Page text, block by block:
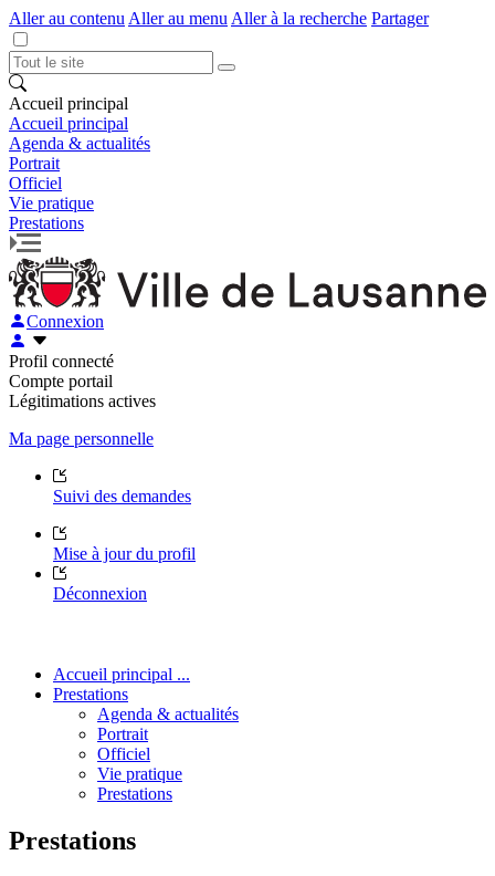
Aller au contenu Aller au menu Aller à la recherche Partager
Accueil principal
Accueil principal
Agenda & actualités
Portrait
Officiel
Vie pratique
Prestations
Connexion
Profil connecté
Compte portail
Légitimations actives
Ma page personnelle
Suivi des demandes
Mise à jour du profil
Déconnexion
Accueil principal ...
Prestations
Agenda & actualités
Portrait
Officiel
Vie pratique
Prestations
Prestations